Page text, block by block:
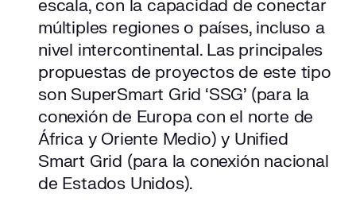
escala, con la capacidad de conectar
múltiples regiones o países, incluso a
nivel intercontinental. Las principales
propuestas de proyectos de este tipo
son SuperSmart Grid ‘SSG’ (para la
conexión de Europa con el norte de
África y Oriente Medio) y Unified
Smart Grid (para la conexión nacional
de Estados Unidos).